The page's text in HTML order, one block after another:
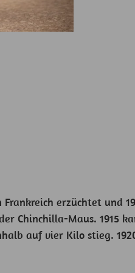
erzüchtet und
Chinchilla-Maus. 1915
auf vier Kilo stieg.